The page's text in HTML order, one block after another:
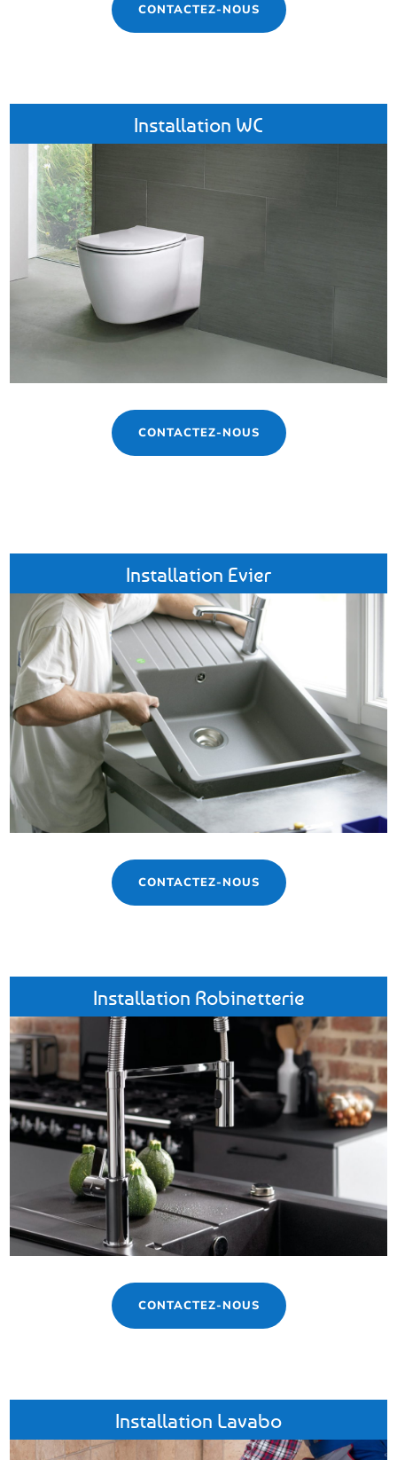
CONTACTEZ-NOUS
Installation WC
CONTACTEZ-NOUS
Installation Evier
CONTACTEZ-NOUS
Installation Robinetterie
CONTACTEZ-NOUS
Installation Lavabo